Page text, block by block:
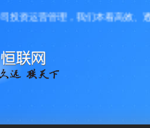
运营管理，我们本着高效、透明